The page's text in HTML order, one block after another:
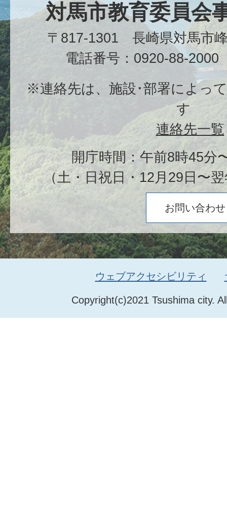
対馬市教育委員会
〒817-1301 長崎県対馬市
電話番号：0920-88-2000
※連絡先は、施設･部署によっ
す
連絡先一覧
開庁時間：午前8時45分
（土・日祝日・12月29日〜
お問い合わせ
Copyright(c)2021 Tsushima city.
ウェブアクセシビリティ